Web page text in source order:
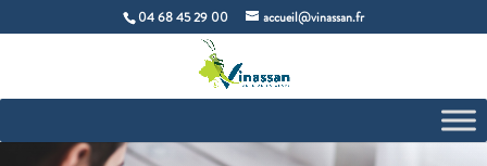
04 68 45 29 00 accueil@vinassan.fr